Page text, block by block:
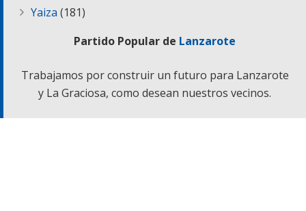
Yaiza (181)
Partido Popular de Lanzarote
Trabajamos por construir un futuro para Lanzarote
y La Graciosa, como desean nuestros vecinos.